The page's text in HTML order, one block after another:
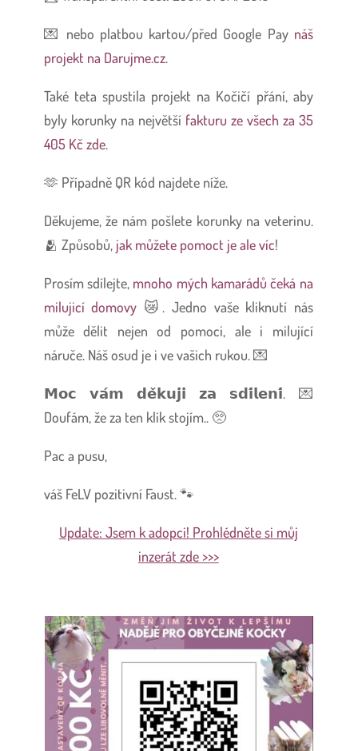
💌 nebo platbou kartou/před Google Pay náš
projekt na Darujme.cz.
Také teta spustila projekt na Kočičí přání, aby
byly korunky na největší fakturu ze všech za 35
405 Kč zde.
🫶 Případně QR kód najdete níže.
Děkujeme, že nám pošlete korunky na veterinu.
🫂 Způsobů, jak můžete pomoct je ale víc!
Prosím sdílejte, mnoho mých kamarádů čeká na
milujicí domovy 😿. Jedno vaše kliknutí nás
může dělit nejen od pomoci, ale i milující
náruče. Náš osud je i ve vašich rukou. 💌
𝗠𝗼𝗰 𝘃𝗮́𝗺 𝗱𝗲̌𝗸𝘂𝗷𝗶 𝘇𝗮 𝘀𝗱𝗶́𝗹𝗲𝗻𝗶́. 💌
Doufám, že za ten klik stojím.. 🥺
Pac a pusu,
váš FeLV pozitivní Faust. 🐾
Update: Jsem k adopci! Prohlédněte si můj
inzerát zde >>>